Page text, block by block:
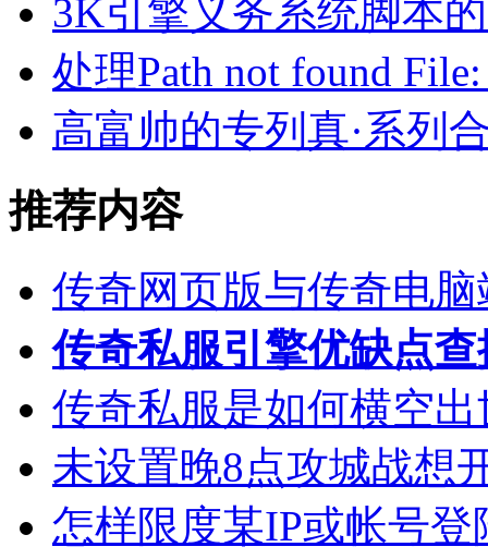
3K引擎义务系统脚本
处理Path not found
高富帅的专列真·系列
推荐内容
传奇网页版与传奇电
传奇私服引擎优缺点
传奇私服是如何横空
未设置晚8点攻城战想
怎样限度某IP或帐号